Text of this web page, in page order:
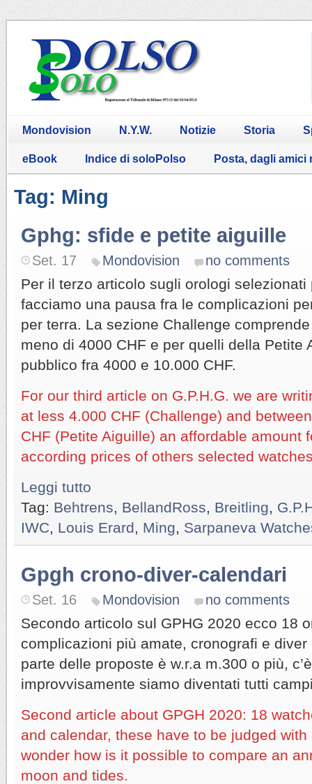
Mondovision N.Y.W. Notizie Storia
eBook Indice di soloPolso Posta, dagli amici
Tag: Ming
Gphg: sfide e petite aiguille
Set. 17 Mondovision no comments
Per il terzo articolo sugli orologi selezionati
facciamo una pausa fra le complicazioni
per terra. La sezione Challenge
meno di 4000 CHF e per quelli della Petite
pubblico fra 4000 e 10.000 CHF.
For our third article on G.P.H.G. we are
at less 4.000 CHF (Challenge) and
CHF (Petite Aiguille) an affordable amount
according prices of others selected
Leggi tutto
Tag: Behtrens BellandRoss Breitling
IWC
Louis Erard Ming Sarpaneva
Gpgh crono-diver-calendari
Set. 16 Mondovision no comments
Secondo articolo sul GPHG 2020 ecco 18
complicazioni più amate, cronografi e
parte delle proposte è w.r.a m.300 o più,
improvvisamente siamo diventati tutti
Second article about GPGH 2020: 18
and calendar, these have to be judged
wonder how is it possible to compare an
moon and tides.